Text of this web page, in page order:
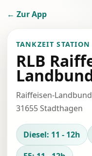
← Zur App
TANKZEIT STATION
RLB
Raiffeisen-
31655 Stadthagen
Diesel: 11 - 12h